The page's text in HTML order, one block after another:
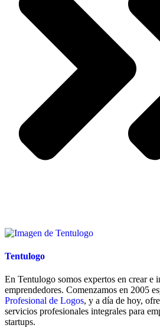
Tentulogo
En Tentulogo somos expertos en crear e
emprendedores. Comenzamos en 2005
Profesional de Logos, y a día de hoy,
servicios profesionales integrales para
startups.